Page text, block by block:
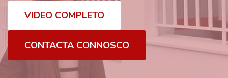
VIDEO COMPLETO
CONTACTA CONNOSCO